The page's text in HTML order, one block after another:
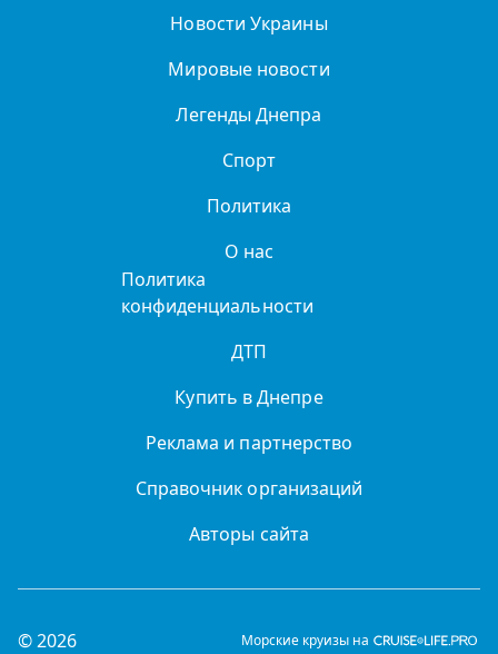
Новости Украины
Мировые новости
Легенды Днепра
Спорт
Политика
О нас
Политика
конфиденциальности
ДТП
Купить в Днепре
Реклама и партнерство
Справочник организаций
Авторы сайта
© 2026 Морские круизы на